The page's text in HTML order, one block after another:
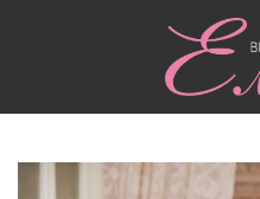
Дитячі сукні/